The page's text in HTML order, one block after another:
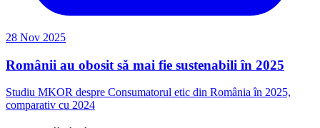
28 Nov 2025
Românii au obosit să mai fie sustenabili în 2025
Studiu MKOR despre Consumatorul etic din România în 2025,
comparativ cu 2024